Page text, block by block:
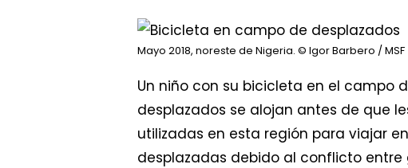
Mayo 2018, noreste de Nigeria. © Igor Barbero / MSF
Un niño con su bicicleta en el campo
desplazados se alojan antes de que
utilizadas en esta región para viajar
desplazadas debido al conflicto entre